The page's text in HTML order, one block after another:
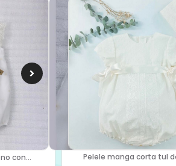
con...
Pelele manga corta tul